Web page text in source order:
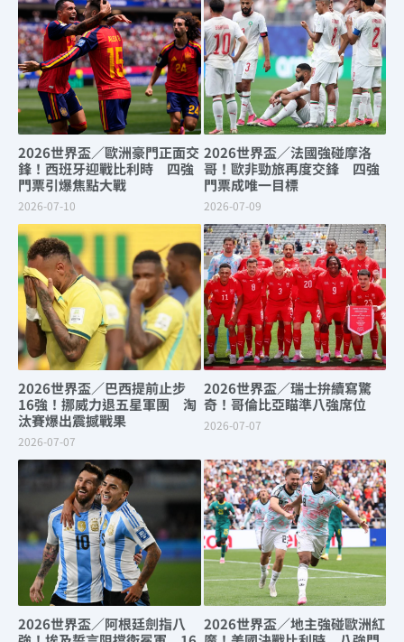
2026世界盃／歐洲豪門正面交
鋒！西班牙迎戰比利時 四強
門票引爆焦點大戰
2026-07-10
2026世界盃／法國強碰摩洛
哥！歐非勁旅再度交鋒 四強
門票成唯一目標
2026-07-09
2026世界盃／巴西提前止步
16強！挪威力退五星軍團 淘
汰賽爆出震撼戰果
2026-07-07
2026世界盃／瑞士拚續寫驚
奇！哥倫比亞瞄準八強席位
2026-07-07
2026世界盃／阿根廷劍指八
2026世界盃／地主強碰歐洲紅